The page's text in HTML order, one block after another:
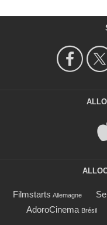
Filmstarts Allemagne
AdoroCinema Brésil